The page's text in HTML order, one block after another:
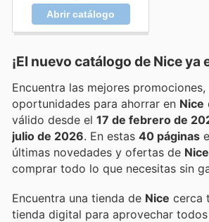
Abrir catálogo
¡El nuevo catálogo de Niceya
Encuentra las mejores
oportunidades para ahorrar en Nice
válido desde el 17 de febrero de
julio de 2026 . En estas 40 páginas
últimas novedades y ofertas de Nice
comprar todo lo que necesitas sin
Encuentra una tienda de Nice cerca
tienda digital para aprovechar